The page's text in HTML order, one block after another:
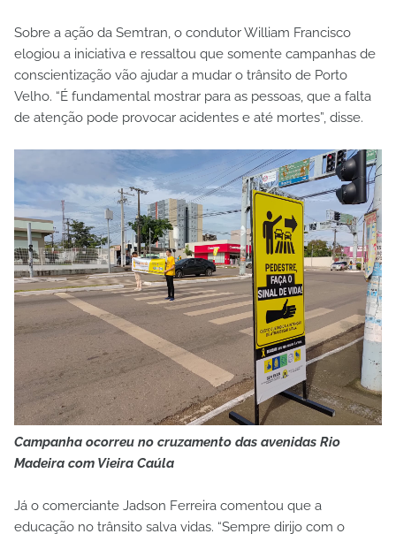
Sobre a ação da Semtran, o condutor William Francisco
elogiou a iniciativa e ressaltou que somente campanhas de
conscientização vão ajudar a mudar o trânsito de Porto
Velho. “É fundamental mostrar para as pessoas, que a falta
de atenção pode provocar acidentes e até mortes”, disse.
Campanha ocorreu no cruzamento das avenidas Rio
Madeira com Vieira Caúla
Já o comerciante Jadson Ferreira comentou que a
educação no trânsito salva vidas. “Sempre dirijo com o